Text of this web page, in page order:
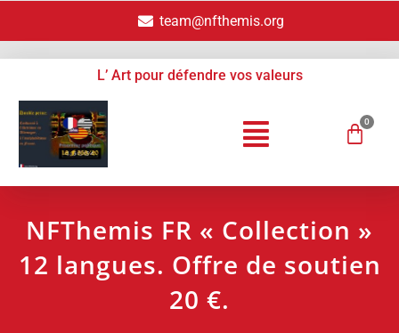
team@nfthemis.org
L’ Art pour défendre vos valeurs
NFThemis FR « Collection »
12 langues. Offre de soutien
20 €.